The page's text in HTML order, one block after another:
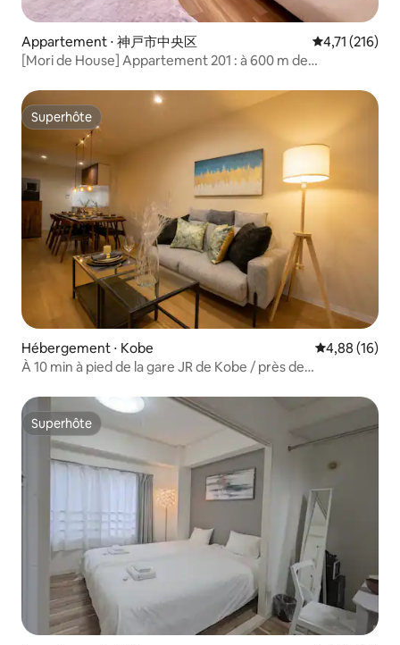
Appartement ⋅ 神戸市中央区 Évaluation
4,71 (216)
[Mori de House] Appartement 201 : à 600 m de
Superhôte
Superhôte
Hébergement ⋅ Kobe Évaluation
4,88 (16)
À 10 min à pied de la gare JR de Kobe / près de
Superhôte
Superhôte